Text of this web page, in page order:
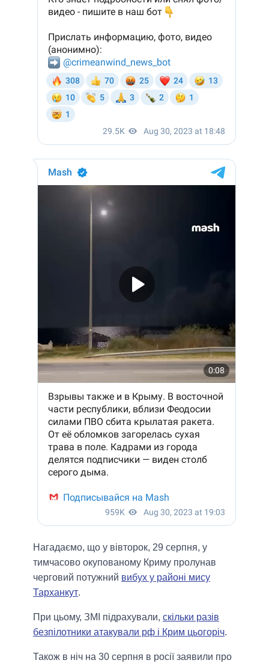
Нагадаємо, що у вівторок, 29 серпня, у
тимчасово окупованому Криму пролунав
черговий потужний вибух у районі мису
Тарханкут.
При цьому, ЗМІ підрахували, скільки разів
безпілотники атакували рф і Крим цьогоріч.
Також в ніч на 30 серпня в росії заявили про